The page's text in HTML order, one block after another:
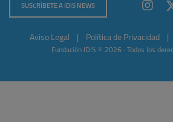
SUSCRÍBETE A IDIS NEWS
Aviso Legal Política de Privacidad
Fundación IDIS © 2026 · Todos los